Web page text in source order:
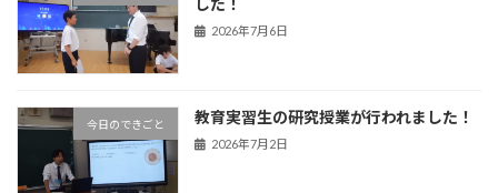
した！
2026年7月6日
今日のできごと 教育実習生の研究授業が行われました！
2026年7月2日